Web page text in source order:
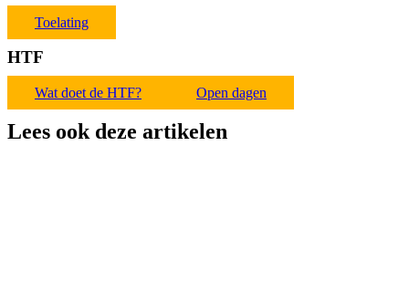
Toelating
HTF
Wat doet de HTF? Open dagen
Lees ook deze artikelen